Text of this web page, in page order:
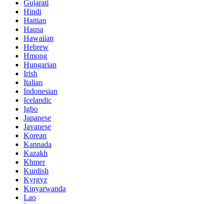
Gujarati
Hindi
Haitian
Hausa
Hawaiian
Hebrew
Hmong
Hungarian
Irish
Italian
Indonesian
Icelandic
Igbo
Japanese
Javanese
Korean
Kannada
Kazakh
Khmer
Kurdish
Kyrgyz
Kinyarwanda
Lao